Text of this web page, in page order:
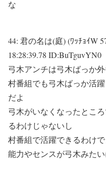
な
44: 君の名は(庭) (ﾜｯﾁｮｲW
18:28:39.78 ID:BuTguvYN0
弓木アンチは弓木ばっか
村番組でも弓木ばっか活
だよ
弓木がいなくなったとこ
るわけじゃないし
村番組で活躍できるわけ
能力やセンスが弓木みた